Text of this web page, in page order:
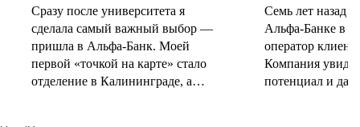
Сразу после университета я
сделала самый важный выбор —
пришла в Альфа-Банк. Моей
первой «точкой на карте» стало
отделение в Калининграде, а
Семь лет назад я
Альфа-Банке в
оператор
Компания
потенциал и